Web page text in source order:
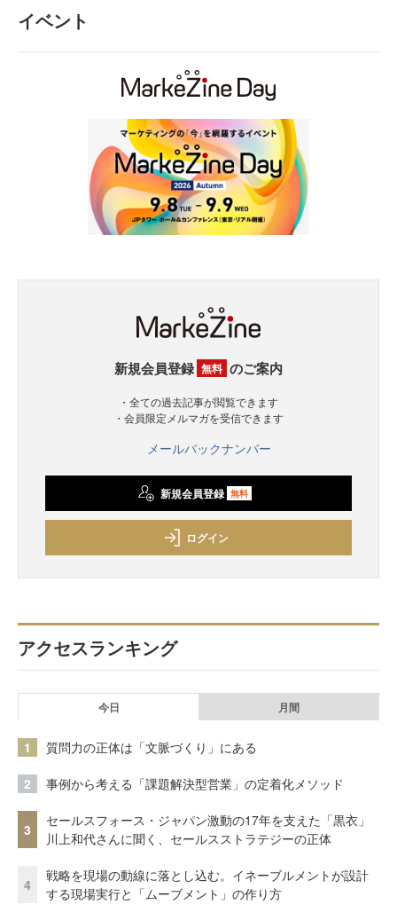
イベント
新規会員登録 無料 のご案内
・全ての過去記事が閲覧できます
・会員限定メルマガを受信できます
メールバックナンバー
新規会員登録 無料
ログイン
アクセスランキング
今日 月間
1 質問力の正体は「文脈づくり」にある
2 事例から考える「課題解決型営業」の定着化メソッド
3
セールスフォース・ジャパン激動の17年を支えた「黒衣」
川上和代さんに聞く、セールスストラテジーの正体
4
戦略を現場の動線に落とし込む。イネーブルメントが設計
する現場実行と「ムーブメント」の作り方